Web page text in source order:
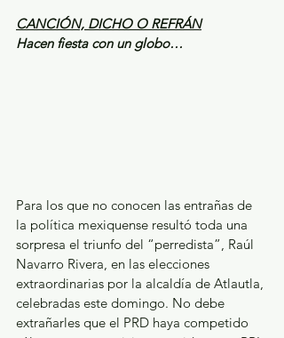
CANCIÓN, DICHO O REFRÁN
Hacen fiesta con un globo…
Para los que no conocen las entrañas de
la política mexiquense resultó toda una
sorpresa el triunfo del “perredista”, Raúl
Navarro Rivera, en las elecciones
extraordinarias por la alcaldía de Atlautla,
celebradas este domingo. No debe
extrañarles que el PRD haya competido